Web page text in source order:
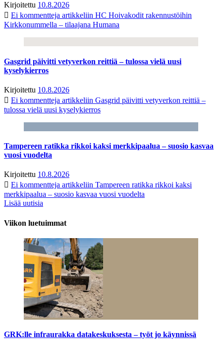
Kirjoitettu 10.8.2026
Ei kommentteja artikkeliin HC Hoivakodit rakennustöihin
Kirkkonummella – tilaajana Humana
Gasgrid päivitti vetyverkon reittiä – tulossa vielä uusi
kyselykierros
Kirjoitettu 10.8.2026
Ei kommentteja artikkeliin Gasgrid päivitti vetyverkon reittiä –
tulossa vielä uusi kyselykierros
Tampereen ratikka rikkoi kaksi merkkipaalua – suosio kasvaa
vuosi vuodelta
Kirjoitettu 10.8.2026
Ei kommentteja artikkeliin Tampereen ratikka rikkoi kaksi
merkkipaalua – suosio kasvaa vuosi vuodelta
Lisää uutisia
Viikon luetuimmat
GRK:lle infraurakka datakeskuksesta – työt jo käynnissä